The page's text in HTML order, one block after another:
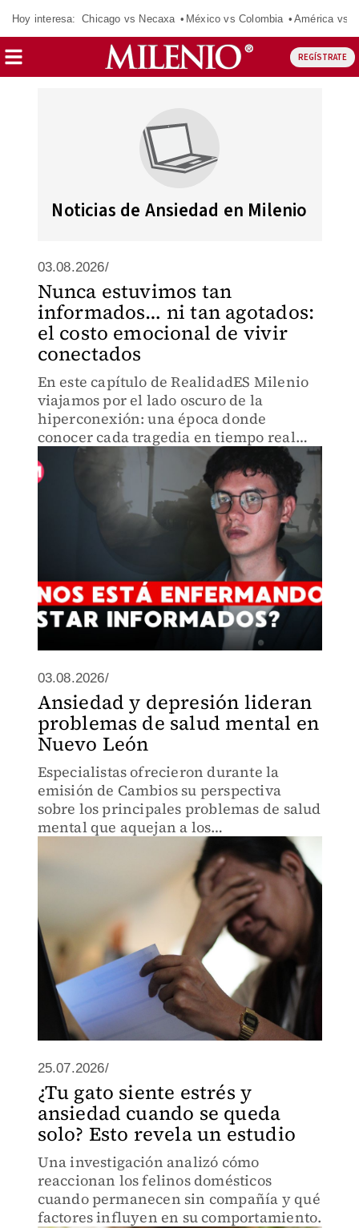
Hoy interesa: Chicago vs Necaxa México vs Colombia América vs
REGÍSTRATE
Noticias de Ansiedad en Milenio
03.08.2026/
Nunca estuvimos tan
informados… ni tan agotados:
el costo emocional de vivir
conectados
En este capítulo de RealidadES Milenio
viajamos por el lado oscuro de la
hiperconexión: una época donde
conocer cada tragedia en tiempo real
también puede cambiar la manera en
que vivimos la realidad.
03.08.2026/
Ansiedad y depresión lideran
problemas de salud mental en
Nuevo León
Especialistas ofrecieron durante la
emisión de Cambios su perspectiva
sobre los principales problemas de salud
mental que aquejan a los
nuevoleoneses, así como dificultades de
sobredemanda.
25.07.2026/
¿Tu gato siente estrés y
ansiedad cuando se queda
solo? Esto revela un estudio
Una investigación analizó cómo
reaccionan los felinos domésticos
cuando permanecen sin compañía y qué
factores influyen en su comportamiento.